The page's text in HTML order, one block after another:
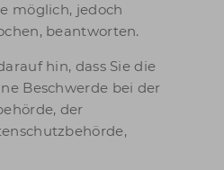
möglich, jedoch
beantworten.
hin, dass Sie die
Beschwerde bei der
der